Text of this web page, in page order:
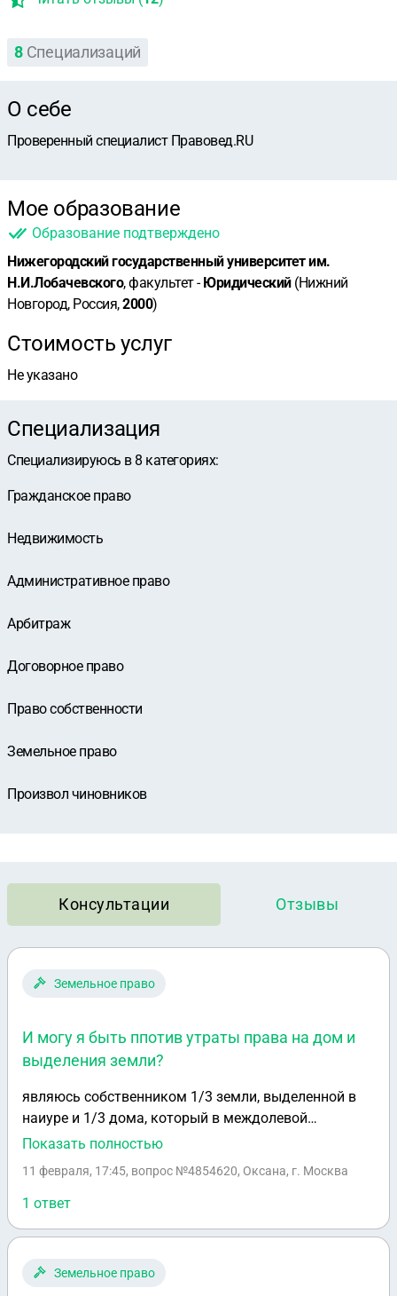
8 Специализаций
О себе
Проверенный специалист Правовед.RU
Мое образование
Образование подтверждено
Нижегородский государственный университет им.
Н.И.Лобачевского, факультет -Юридический(Нижний
Новгород, Россия,2000)
Стоимость услуг
Не указано
Специализация
Специализируюсь в 8 категориях:
Гражданское право
Недвижимость
Административное право
Арбитраж
Договорное право
Право собственности
Земельное право
Произвол чиновников
Консультации Отзывы
Земельное право
И могу я быть ппотив утраты права на дом и
выделения земли?
являюсь собственником 1/3 земли, выделенной в
наиуре и 1/3 дома, который в междолевой
собственности, фактически дома стоят отдельно в 4
сгорело и привезли два сруба на страховку) и
поставили рядом, в тех же координатах, моя
половина стоит, а у второго собственника из за
собственник теперь написал в суд на утрату права
Показать полностью
11 февраля, 17:45, вопрос №4854620, Оксана, г. Москва
1 ответ
Земельное право